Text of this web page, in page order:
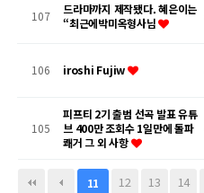
107
드라마까지 제작됐다. 혜은이는
“최근에박미옥형사님
106 iroshi Fujiw
105
피프티 2기 출범 선곡 발표 유튜
브 400만 조회수 1일만에 돌파
쾌거 그 외 사항
11 12 13 14